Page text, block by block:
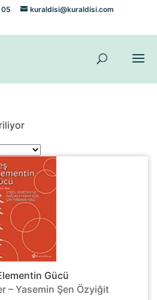
kuraldisi@kuraldisi.com
En
göre
sıralandı
Gücü
– Yasemin Şen Özyiğit